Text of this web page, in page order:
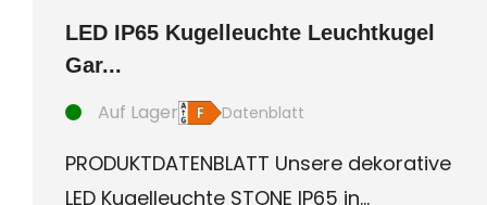
LED IP65 Kugelleuchte Leuchtkugel
Gar...
Auf Lager Datenblatt
PRODUKTDATENBLATT Unsere dekorative
LED Kugelleuchte STONE IP65 in